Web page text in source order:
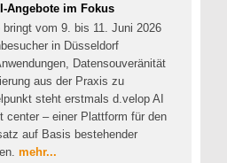
Angebote im Fokus
bringt vom 9. bis 11. Juni 2026
in Düsseldorf
Datensouveränität
aus der Praxis zu
steht erstmals d.velop AI
center – einer Plattform für den
auf Basis bestehender
mehr...